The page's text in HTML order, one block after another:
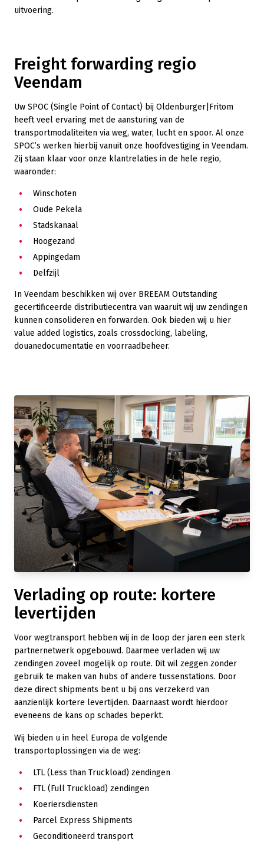
uitvoering.
Freight forwarding regio
Veendam
Uw SPOC (Single Point of Contact) bij Oldenburger|Fritom
heeft veel ervaring met de aansturing van de
transportmodaliteiten via weg, water, lucht en spoor. Al onze
SPOC’s werken hierbij vanuit onze hoofdvestiging in Veendam.
Zij staan klaar voor onze klantrelaties in de hele regio,
waaronder:
Winschoten
Oude Pekela
Stadskanaal
Hoogezand
Appingedam
Delfzijl
In Veendam beschikken wij over BREEAM Outstanding
gecertificeerde distributiecentra van waaruit wij uw zendingen
kunnen consolideren en forwarden. Ook bieden wij u hier
value added logistics, zoals crossdocking, labeling,
douanedocumentatie en voorraadbeheer.
Verlading op route: kortere
levertijden
Voor wegtransport hebben wij in de loop der jaren een sterk
partnernetwerk opgebouwd. Daarmee verladen wij uw
zendingen zoveel mogelijk op route. Dit wil zeggen zonder
gebruik te maken van hubs of andere tussenstations. Door
deze direct shipments bent u bij ons verzekerd van
aanzienlijk kortere levertijden. Daarnaast wordt hierdoor
eveneens de kans op schades beperkt.
Wij bieden u in heel Europa de volgende
transportoplossingen via de weg:
LTL (Less than Truckload) zendingen
FTL (Full Truckload) zendingen
Koeriersdiensten
Parcel Express Shipments
Geconditioneerd transport